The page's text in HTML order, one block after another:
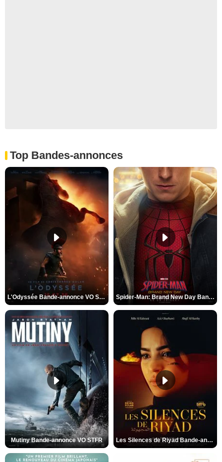
Top Bandes-annonces
L'Odyssée Bande-annonce VO STFR Spider-Man: Brand New Day Bande-annonce VO STFR
Mutiny Bande-annonce VO STFR Les Silences de Riyad Bande-annonce VO STFR